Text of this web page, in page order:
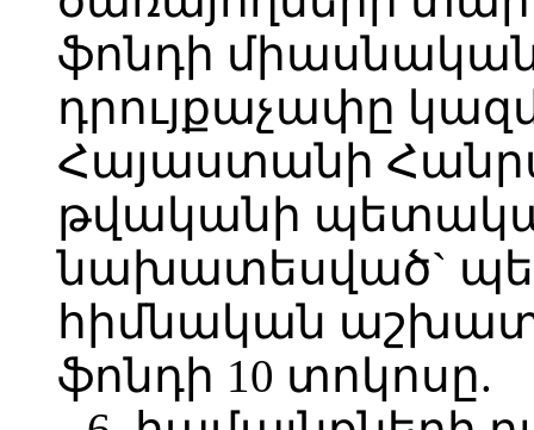
ֆոնդի
դրույքաչափը
Հայաստանի
թվականի
նախատեսված`
հիմնական
ֆոնդի 10 տոկոսը.